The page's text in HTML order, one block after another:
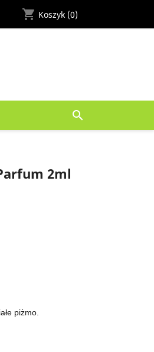
shopping_cart Koszyk (0)

2ml
piżmo.